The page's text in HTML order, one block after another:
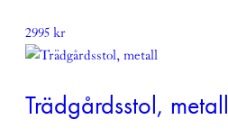
2995kr
Trädgårdsstol, metall